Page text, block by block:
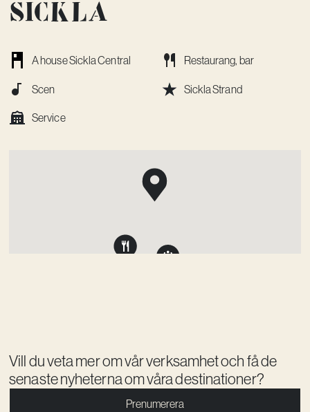
Sickla
A house Sickla Central Restaurang, bar
Scen Sickla Strand
Service
Vill du veta mer om vår verksamhet och få de
senaste nyheterna om våra destinationer?
Prenumerera